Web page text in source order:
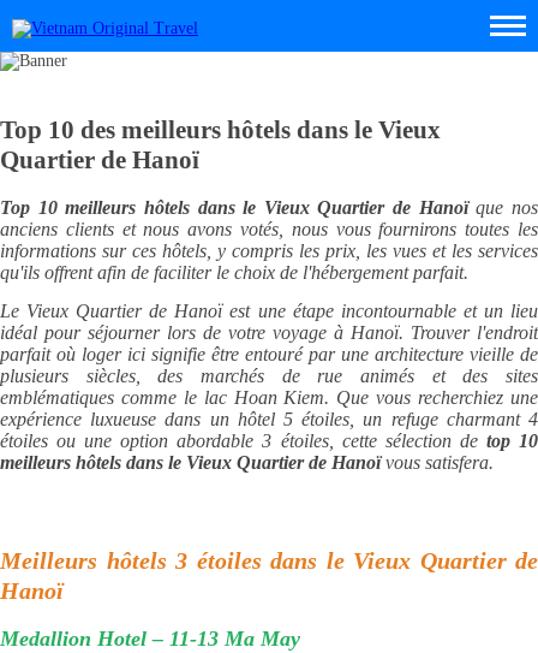
Top 10 des meilleurs hôtels dans le Vieux
Quartier de Hanoï
Top 10 meilleurs hôtels dans le Vieux Quartier de Hanoïque nos
anciens clients et nous avons votés, nous vous fournirons toutes les
informations sur ces hôtels, y compris les prix, les vues et les services
qu'ils offrent afin de faciliter le choix de l'hébergement parfait.
Le Vieux Quartier de Hanoï est une étape incontournable et un lieu
idéal pour séjourner lors de votre voyage à Hanoï. Trouver l'endroit
parfait où loger ici signifie être entouré par une architecture vieille de
plusieurs siècles, des marchés de rue animés et des sites
emblématiques comme le lac Hoan Kiem. Que vous recherchiez une
expérience luxueuse dans un hôtel 5 étoiles, un refuge charmant 4
étoiles ou une option abordable 3 étoiles, cette sélection de top 10
meilleurs hôtels dans le Vieux Quartier de Hanoïvous satisfera.
Meilleurs hôtels 3 étoiles dans le Vieux Quartier de
Hanoï
Medallion Hotel – 11-13 Ma May